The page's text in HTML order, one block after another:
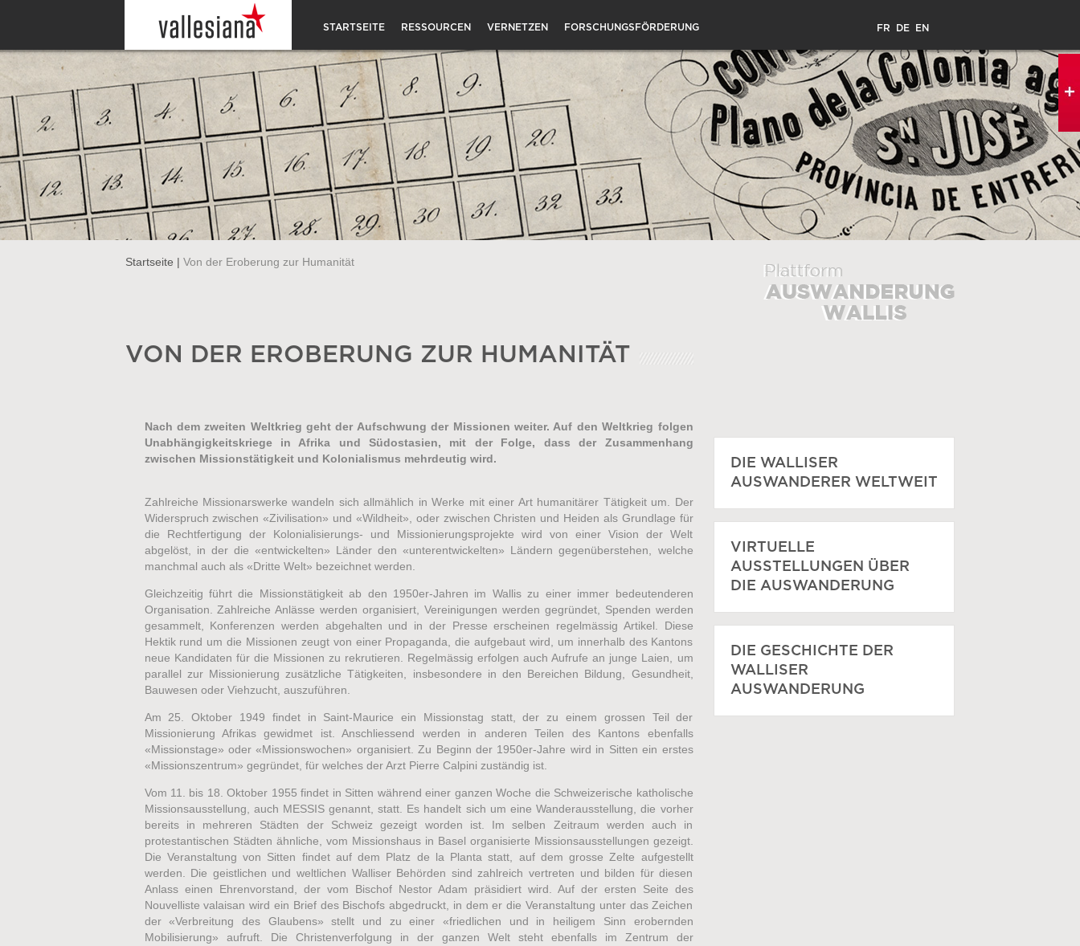
STARTSEITE RESSOURCEN VERNETZEN FORSCHUNGSFÖRDERUNG FR DE EN
Startseite | Von der Eroberung zur Humanität
VON DER EROBERUNG ZUR HUMANITÄT
Nach dem zweiten Weltkrieg geht der Aufschwung der Missionen weiter. Auf den Weltkrieg folgen
Unabhängigkeitskriege in Afrika und Südostasien, mit der Folge, dass der Zusammenhang
zwischen Missionstätigkeit und Kolonialismus mehrdeutig wird.
Zahlreiche Missionarswerke wandeln sich allmählich in Werke mit einer Art humanitärer Tätigkeit um. Der
Widerspruch zwischen «Zivilisation» und «Wildheit», oder zwischen Christen und Heiden als Grundlage für
die Rechtfertigung der Kolonialisierungs- und Missionierungsprojekte wird von einer Vision der Welt
abgelöst, in der die «entwickelten» Länder den «unterentwickelten» Ländern gegenüberstehen, welche
manchmal auch als «Dritte Welt» bezeichnet werden.
Gleichzeitig führt die Missionstätigkeit ab den 1950er-Jahren im Wallis zu einer immer bedeutenderen
Organisation. Zahlreiche Anlässe werden organisiert, Vereinigungen werden gegründet, Spenden werden
gesammelt, Konferenzen werden abgehalten und in der Presse erscheinen regelmässig Artikel. Diese
Hektik rund um die Missionen zeugt von einer Propaganda, die aufgebaut wird, um innerhalb des Kantons
neue Kandidaten für die Missionen zu rekrutieren. Regelmässig erfolgen auch Aufrufe an junge Laien, um
parallel zur Missionierung zusätzliche Tätigkeiten, insbesondere in den Bereichen Bildung, Gesundheit,
Bauwesen oder Viehzucht, auszuführen.
Am 25. Oktober 1949 findet in Saint-Maurice ein Missionstag statt, der zu einem grossen Teil der
Missionierung Afrikas gewidmet ist. Anschliessend werden in anderen Teilen des Kantons ebenfalls
«Missionstage» oder «Missionswochen» organisiert. Zu Beginn der 1950er-Jahre wird in Sitten ein erstes
«Missionszentrum» gegründet, für welches der Arzt Pierre Calpini zuständig ist.
Vom 11. bis 18. Oktober 1955 findet in Sitten während einer ganzen Woche die Schweizerische katholische
Missionsausstellung, auch MESSIS genannt, statt. Es handelt sich um eine Wanderausstellung, die vorher
bereits in mehreren Städten der Schweiz gezeigt worden ist. Im selben Zeitraum werden auch in
protestantischen Städten ähnliche, vom Missionshaus in Basel organisierte Missionsausstellungen gezeigt.
Die Veranstaltung von Sitten findet auf dem Platz de la Planta statt, auf dem grosse Zelte aufgestellt
werden. Die geistlichen und weltlichen Walliser Behörden sind zahlreich vertreten und bilden für diesen
Anlass einen Ehrenvorstand, der vom Bischof Nestor Adam präsidiert wird. Auf der ersten Seite des
Nouvelliste valaisan wird ein Brief des Bischofs abgedruckt, in dem er die Veranstaltung unter das Zeichen
der «Verbreitung des Glaubens» stellt und zu einer «friedlichen und in heiligem Sinn erobernden
Mobilisierung» aufruft. Die Christenverfolgung in der ganzen Welt steht ebenfalls im Zentrum der
DIE WALLISER
AUSWANDERER WELTWEIT
VIRTUELLE
AUSSTELLUNGEN ÜBER
DIE AUSWANDERUNG
DIE GESCHICHTE DER
WALLISER
AUSWANDERUNG